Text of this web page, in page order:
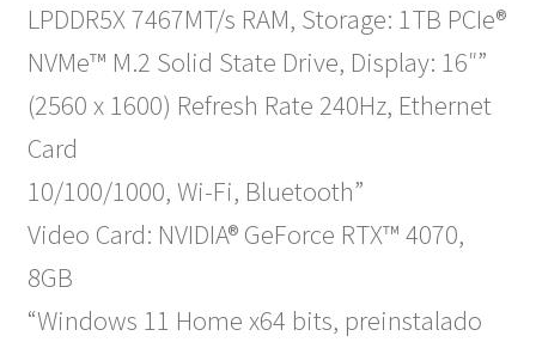
LPDDR5X 7467MT/s RAM, Storage: 1TB PCIe®
NVMe™ M.2 Solid State Drive, Display: 16″”
(2560 x 1600) Refresh Rate 240Hz, Ethernet
Card
10/100/1000, Wi-Fi, Bluetooth”
Video Card: NVIDIA® GeForce RTX™ 4070,
8GB​
“Windows 11 Home x64 bits, preinstalado